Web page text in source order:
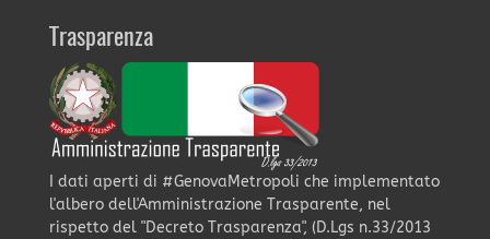
Trasparenza
I dati aperti di #GenovaMetropoli che implementato
l'albero dell'Amministrazione Trasparente, nel
rispetto del "Decreto Trasparenza", (D.Lgs n.33/2013